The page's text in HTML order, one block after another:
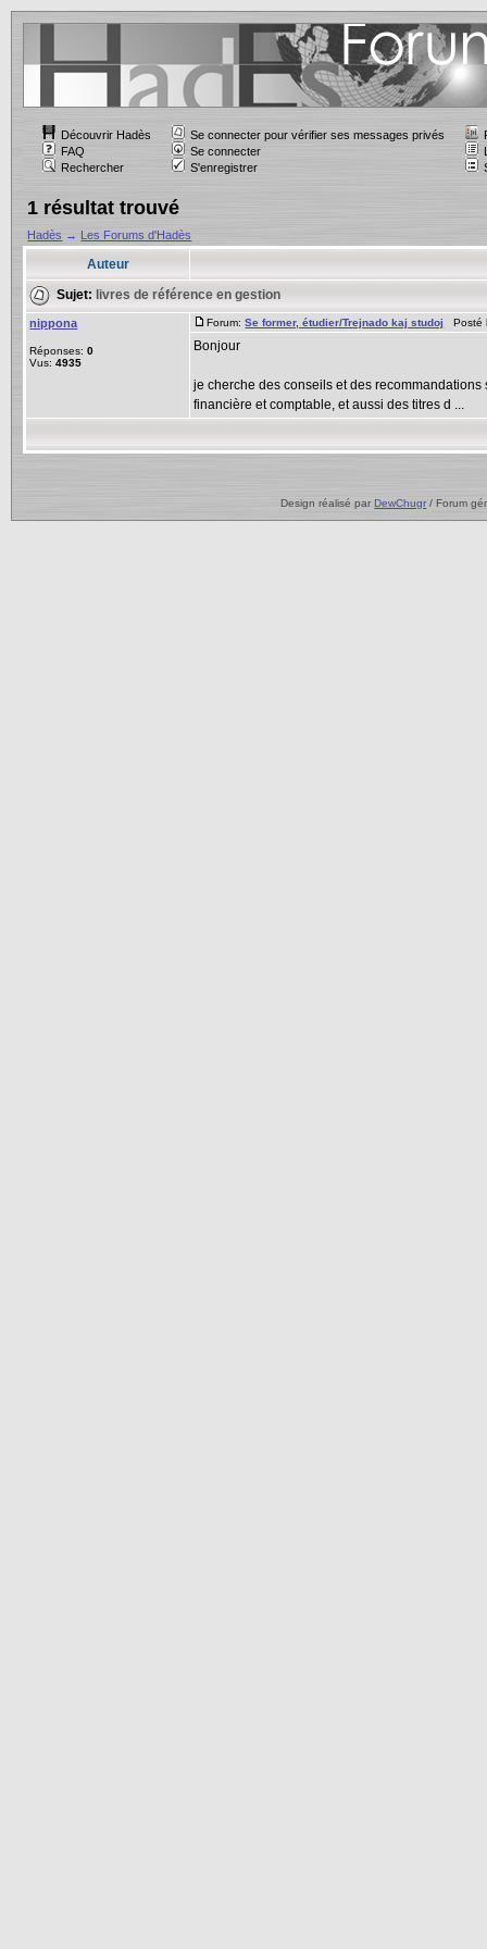
Découvrir Hadès
FAQ
Rechercher
Se connecter pour vérifier ses messages privés
Se connecter
S'enregistrer
1 résultat trouvé
Hadès → Les Forums d'Hadès
Auteur
Sujet: livres de référence en gestion
nippona
Réponses:0
Vus:4935
Forum:Se former, étudier/Trejnado kaj studoj Posté
Bonjour
je cherche des conseils et des
financière et comptable, et aussi des titres d ...
Design réalisé parDewChugr / Forum